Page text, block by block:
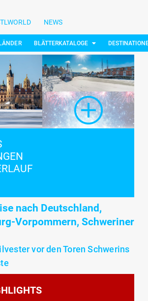
NEWS
BLÄTTERKATALOGE
nach Deutschland,
Vorpommern, Schweriner
vor den Toren Schwerins